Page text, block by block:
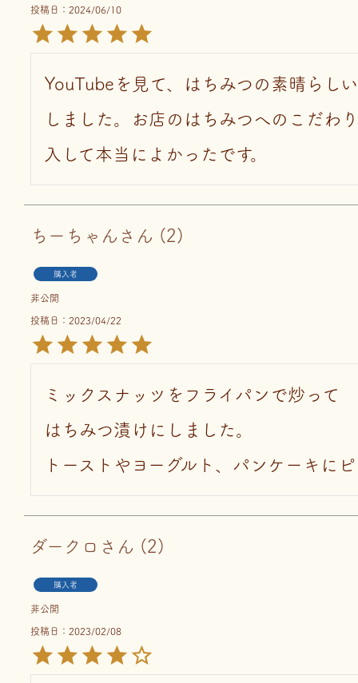
投稿日 2024/06/10
YouTubeを見て、はちみつの素晴らし
しました。お店のはちみつへのこだわ
入して本当によかったです。
ちーちゃん 2
購入者
非公開
投稿日 2023/04/22
ミックスナッツをフライパンで炒って
はちみつ漬けにしました。
トーストやヨーグルト、パンケーキに
ダークロ 2
購入者
非公開
投稿日 2023/02/08